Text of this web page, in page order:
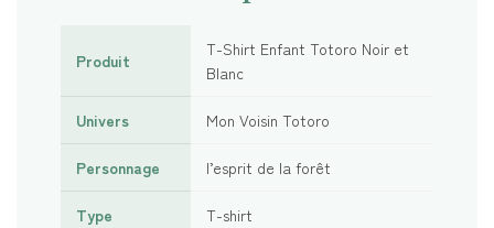
Produit
T-Shirt Enfant Totoro Noir et
Blanc
Univers Mon Voisin Totoro
Personnage l’esprit de la forêt
Type T-shirt